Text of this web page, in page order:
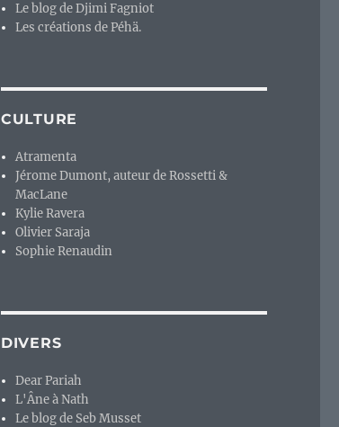
Le blog de Djimi Fagniot
Les créations de Péhä.
CULTURE
Atramenta
Jérome Dumont, auteur de Rossetti &
MacLane
Kylie Ravera
Olivier Saraja
Sophie Renaudin
DIVERS
Dear Pariah
L'Âne à Nath
Le blog de Seb Musset